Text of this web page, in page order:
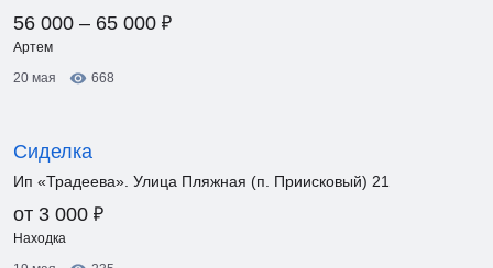
56 000 – 65 000 ₽
Артем
20 мая
668
Сиделка
Ип «Традеева». Улица Пляжная (п. Приисковый) 21
от 3 000 ₽
Находка